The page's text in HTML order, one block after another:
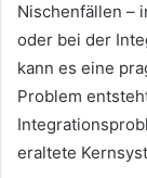
Nischenfällen –
oder bei der
kann es eine
Problem
eraltete